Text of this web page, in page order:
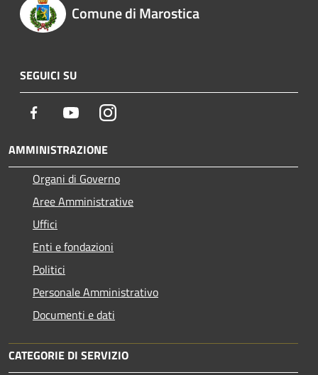
Comune di Marostica
SEGUICI SU
Facebook YoutubeInstagram
AMMINISTRAZIONE
Organi di Governo
Aree Amministrative
Uffici
Enti e fondazioni
Politici
Personale Amministrativo
Documenti e dati
CATEGORIE DI SERVIZIO